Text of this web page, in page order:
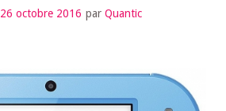
26 octobre 2016 par Quantic